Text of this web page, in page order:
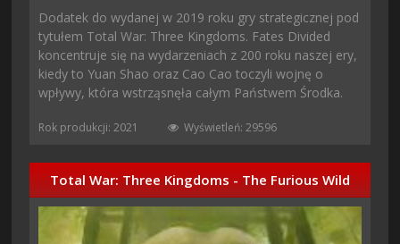
Dodatek do wydanej w 2019 roku gry strategicznej pod
tytułem Total War: Three Kingdoms. Fates Divided
koncentruje się na wydarzeniach z 200 roku naszej ery,
kiedy to Yuan Shao oraz Cao Cao toczyli wojnę o
wpływy, która wstrząsnęła całym Państwem Środka.
Rok produkcji: 2021 Wyświetleń: 29596
Total War: Three Kingdoms - The Furious Wild